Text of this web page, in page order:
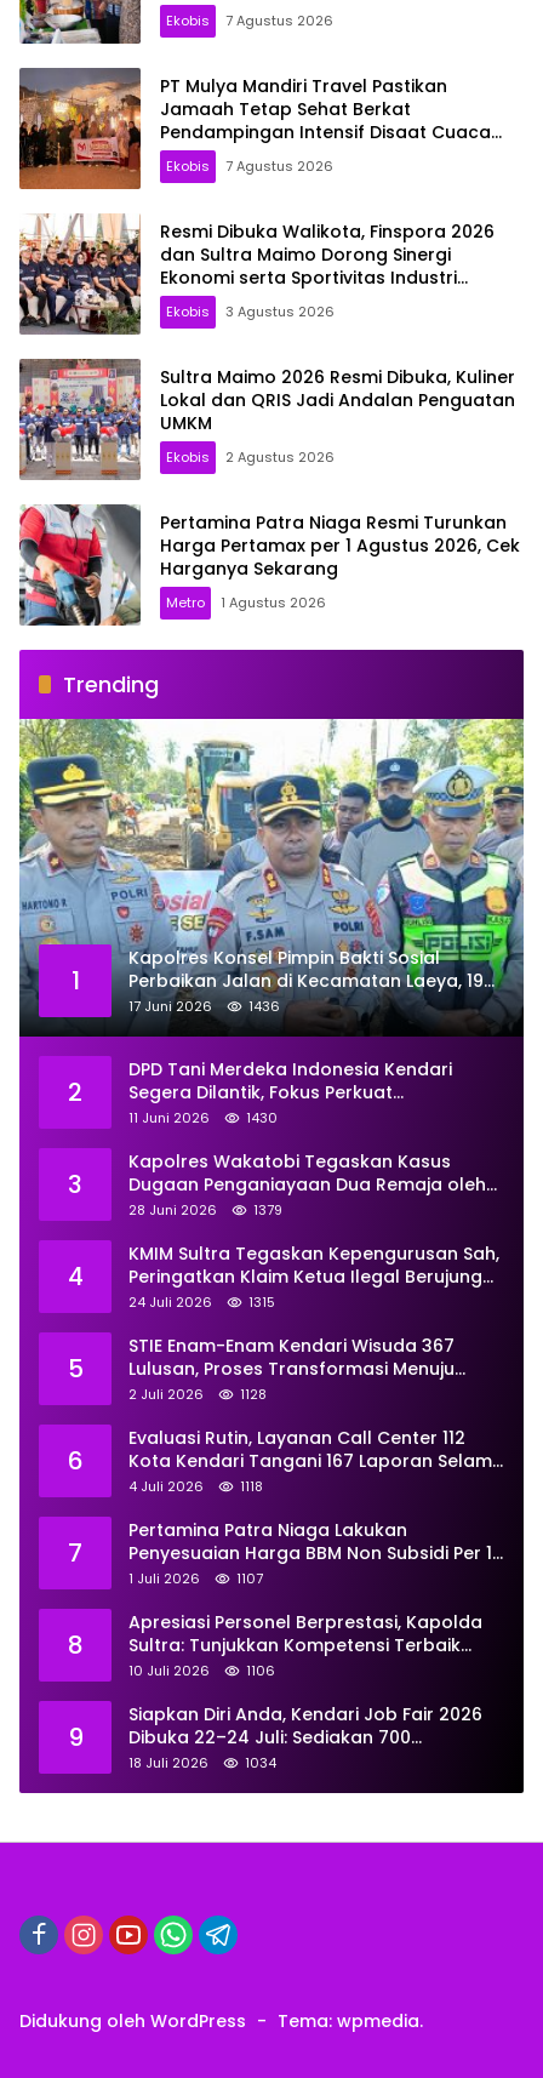
Ekobis 7 Agustus 2026
PT Mulya Mandiri Travel Pastikan
Jamaah Tetap Sehat Berkat
Pendampingan Intensif Disaat Cuaca
Madinah Capai 44 Derajat Celsius
Ekobis 7 Agustus 2026
Resmi Dibuka Walikota, Finspora 2026
dan Sultra Maimo Dorong Sinergi
Ekonomi serta Sportivitas Industri
Keuangan
Ekobis 3 Agustus 2026
Sultra Maimo 2026 Resmi Dibuka, Kuliner
Lokal dan QRIS Jadi Andalan Penguatan
UMKM
Ekobis 2 Agustus 2026
Pertamina Patra Niaga Resmi Turunkan
Harga Pertamax per 1 Agustus 2026, Cek
Harganya Sekarang
Metro 1 Agustus 2026
Trending
1
Kapolres Konsel Pimpin Bakti Sosial
Perbaikan Jalan di Kecamatan Laeya, 19
Titik Rusak Siap Ditambal
17 Juni 2026 1436
2
DPD Tani Merdeka Indonesia Kendari
Segera Dilantik, Fokus Perkuat
Pemberdayaan
11 Juni 2026 1430
3
Kapolres Wakatobi Tegaskan Kasus
Dugaan Penganiayaan Dua Remaja oleh
Dua Anggota Ditangani Secara
28 Juni 2026 1379
4
KMIM Sultra Tegaskan Kepengurusan Sah,
Peringatkan Klaim Ketua Ilegal Berujung
Proses Hukum
24 Juli 2026 1315
5
STIE Enam-Enam Kendari Wisuda 367
Lulusan, Proses Transformasi Menuju
Universitas Resmi Diterima
2 Juli 2026 1128
6
Evaluasi Rutin, Layanan Call Center 112
Kota Kendari Tangani 167 Laporan Selama
Juni
4 Juli 2026 1118
7
Pertamina Patra Niaga Lakukan
Penyesuaian Harga BBM Non Subsidi Per 1
Juli 2026, Berikut Rinciannya
1 Juli 2026 1107
8
Apresiasi Personel Berprestasi, Kapolda
Sultra: Tunjukkan Kompetensi Terbaik
untuk Masyarakat
10 Juli 2026 1106
9
Siapkan Diri Anda, Kendari Job Fair 2026
Dibuka 22–24 Juli: Sediakan 700
Lowongan dari 30 Perusahaan
18 Juli 2026 1034
Didukung oleh WordPress - Tema: wpmedia.